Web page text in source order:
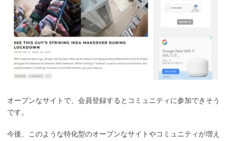
オープンなサイトで、会員登録するとコミュニティに参加できそう
です。
今後、このような特化型のオープンなサイトやコミュニティが増え